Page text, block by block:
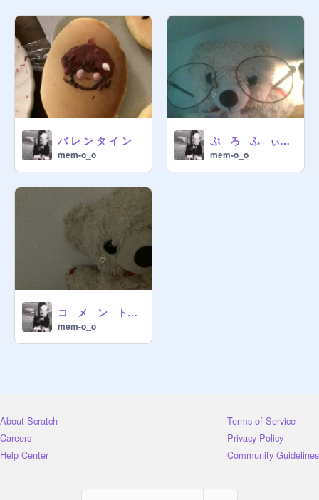
バ レ ン タ イ ン
mem-o_o
ぷ ろ ふ ぃ ー る
mem-o_o
コ メ ン ト 欄
mem-o_o
About Scratch
Careers
Help Center
Terms of Service
Privacy Policy
Community Guidelines